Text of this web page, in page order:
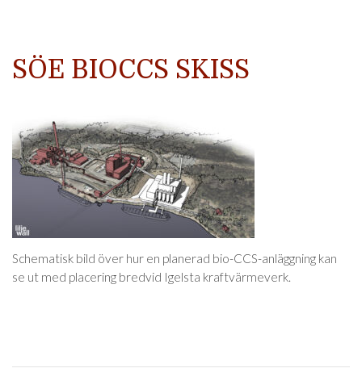
SÖE BIOCCS SKISS
Schematisk bild över hur en planerad bio-CCS-anläggning kan
se ut med placering bredvid Igelsta kraftvärmeverk.